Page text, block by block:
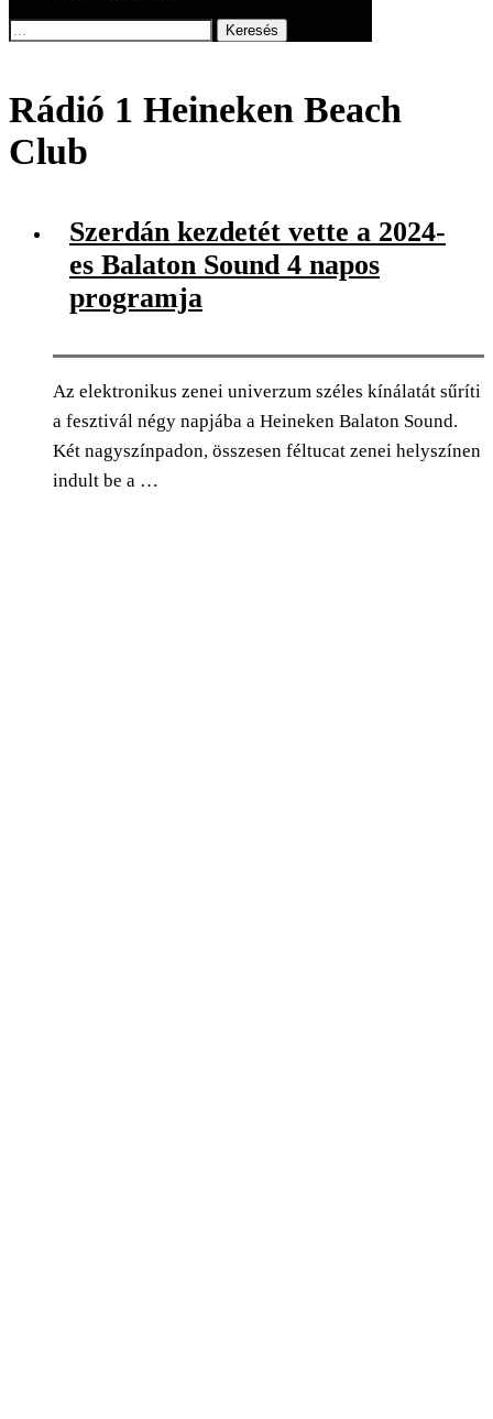
Keresés
Rádió 1 Heineken Beach
Club
Szerdán kezdetét vette a 2024-
es Balaton Sound 4 napos
programja
Az elektronikus zenei univerzum széles kínálatát sűríti
a fesztivál négy napjába a Heineken Balaton Sound.
Két nagyszínpadon, összesen féltucat zenei helyszínen
indult be a …